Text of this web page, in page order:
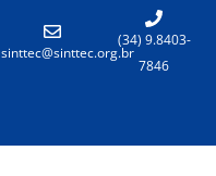
sinttec@sinttec.org.br
(34) 9.8403-
7846